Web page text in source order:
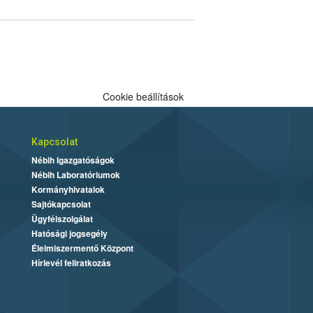
Cookie beállítások
Kapcsolat
Nébih Igazgatóságok
Nébih Laboratóriumok
Kormányhivatalok
Sajtókapcsolat
Ügyfélszolgálat
Hatósági jogsegély
Élelmiszermentő Központ
Hírlevél feliratkozás